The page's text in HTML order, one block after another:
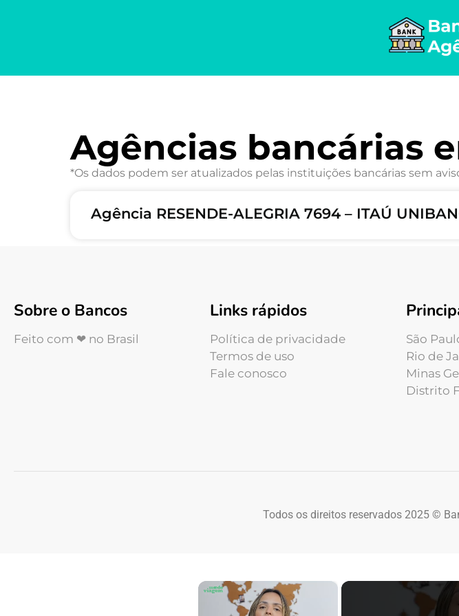
Agências bancárias
*Os dados podem ser atualizados pelas instituições bancárias sem
Agência RESENDE-ALEGRIA 7694 – ITAÚ
Sobre o Bancos
Feito com ❤ no Brasil
Links rápidos
Política de privacidade
Termos de uso
Fale conosco
São
Rio de
Minas
Distrito
Todos os direitos reservados 2025 ©
×